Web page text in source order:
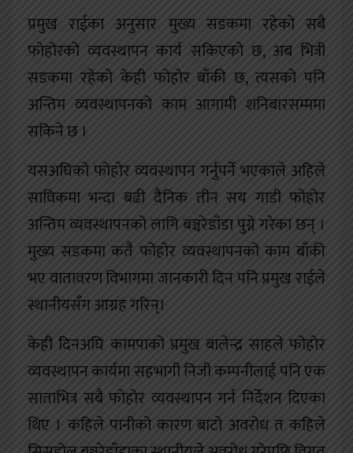
प्रमुख राईका अनुसार मुख्य सडकमा रहेको सबै
फोहोरको व्यवस्थापन कार्य सकिएको छ, अब भित्री
सडकमा रहेको केही फोहोर बाँकी छ, त्यसको पनि
अन्तिम व्यवस्थापनको काम आगामी शनिबारसम्ममा
सकिने छ ।
यसअघिको फोहोर व्यवस्थापन गर्नुपर्ने भएकाले अहिले
साविकमा भन्दा बढी दैनिक तीन सय गाडी फोहोर
अन्तिम व्यवस्थापनको लागि बञ्चरेडाँडा पुग्ने गरेका छन् ।
मुख्य सडकमा कतै फोहोर व्यवस्थापनको काम बाँकी
भए वातावरण विभागमा जानकारी दिन पनि प्रमुख राईले
स्थानीयसँग आग्रह गरिन्।
केही दिनअघि कामपाको प्रमुख बालेन्द्र साहले फोहोर
व्यवस्थापन कार्यमा सहभागी निजी कम्पनीलाई पनि एक
साताभित्र सबै फोहोर व्यवस्थापन गर्न निर्देशन दिएका
थिए । कहिले पानीको कारण बाटो अवरोध त कहिले